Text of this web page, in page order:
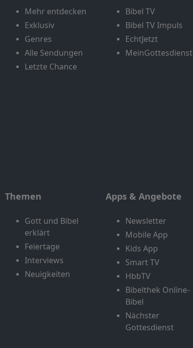
Mehr entdecken
Exklusiv
Genres
Alle Sendungen
Letzte Chance
Bibel TV
Bibel TV Impuls
EchtJetzt
MeinGottesdienst
Themen
Gott und Bibel
erklärt
Feiertage
Interviews
Neuigkeiten
Apps & Angebote
Newsletter
Mobile App
Kids App
Smart TV
HbbTV
Bibelthek Online-
Bibel
Nächster
Gottesdienst